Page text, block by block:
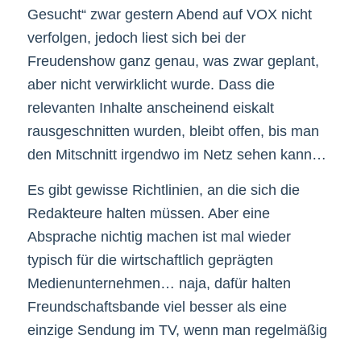
Gesucht“ zwar gestern Abend auf VOX nicht
verfolgen, jedoch liest sich bei der
Freudenshow ganz genau, was zwar geplant,
aber nicht verwirklicht wurde. Dass die
relevanten Inhalte anscheinend eiskalt
rausgeschnitten wurden, bleibt offen, bis man
den Mitschnitt irgendwo im Netz sehen kann…
Es gibt gewisse Richtlinien, an die sich die
Redakteure halten müssen. Aber eine
Absprache nichtig machen ist mal wieder
typisch für die wirtschaftlich geprägten
Medienunternehmen… naja, dafür halten
Freundschaftsbande viel besser als eine
einzige Sendung im TV, wenn man regelmäßig